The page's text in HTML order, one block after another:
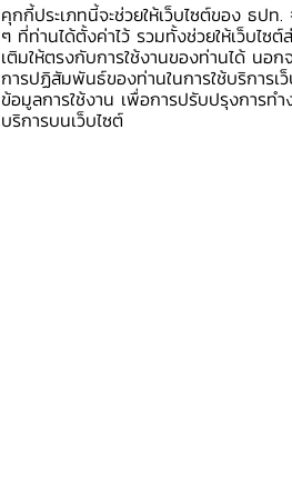
คุกกี้ประเภทนี้จะช่วยให้เว็บไซต์ของ ธปท
ๆ ที่ท่านได้ตั้งค่าไว้ รวมทั้งช่วยให้เว็บไซ
เติมให้ตรงกับการใช้งานของท่านได้ นอ
การปฏิสัมพันธ์ของท่านในการใช้บริการเ
ข้อมูลการใช้งาน เพื่อการปรับปรุงการทำ
บริการบนเว็บไซต์